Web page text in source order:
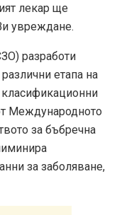
лекар ще
увреждане.
разработи
етапа на
Международното
за бъбречна
за заболяване,